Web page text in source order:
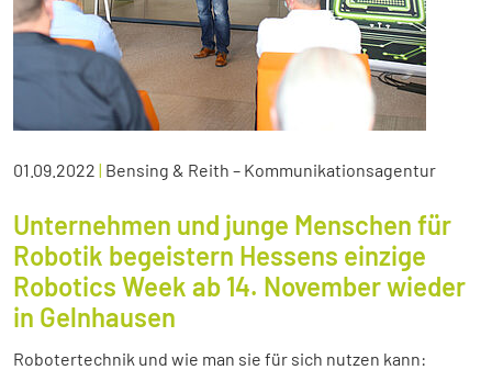
01.09.2022 | Bensing & Reith – Kommunikationsagentur
Unternehmen und junge Menschen für
Robotik begeistern Hessens einzige
Robotics Week ab 14. November wieder
in Gelnhausen
Robotertechnik und wie man sie für sich nutzen kann: